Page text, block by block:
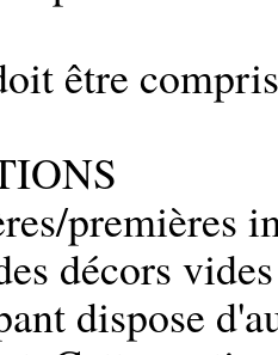
être
premières
décors
dispose